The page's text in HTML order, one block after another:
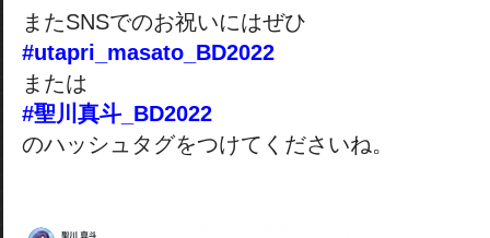
またSNSでのお祝いにはぜひ
#utapri_masato_BD2022
または
#聖川真斗_BD2022
のハッシュタグをつけてくださいね。